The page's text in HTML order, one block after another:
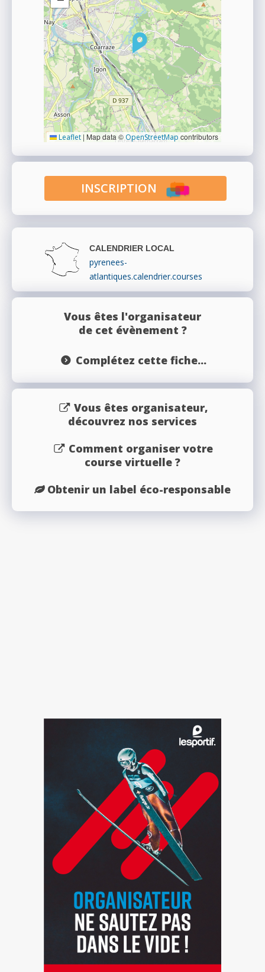
Leaflet | Map data © OpenStreetMap contributors
INSCRIPTION
CALENDRIER LOCAL
pyrenees-
atlantiques.calendrier.courses
Vous êtes l'organisateur
de cet évènement ?
Complétez cette fiche...
Vous êtes organisateur,
découvrez nos services
Comment organiser votre
course virtuelle ?
Obtenir un label éco-responsable